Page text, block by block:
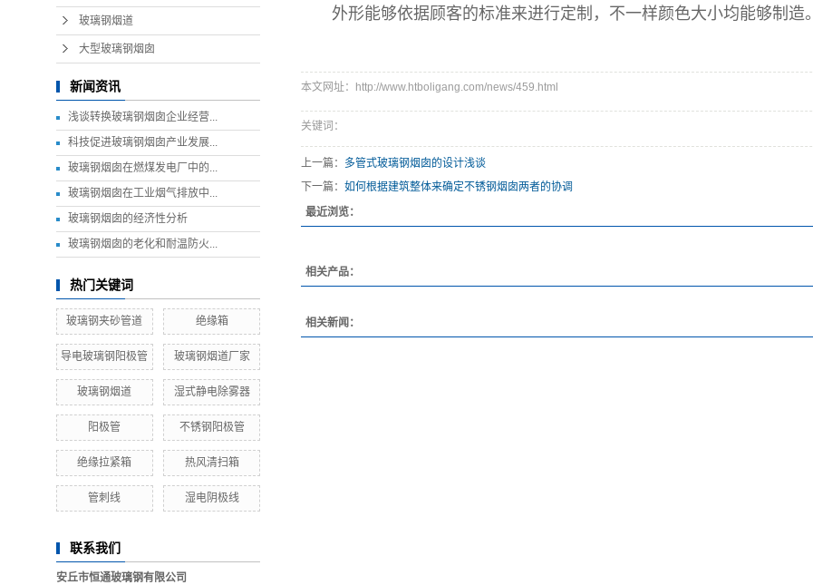
玻璃钢烟道
大型玻璃钢烟囱
新闻资讯
浅谈转换玻璃钢烟囱企业经营...
科技促进玻璃钢烟囱产业发展...
玻璃钢烟囱在燃煤发电厂中的...
玻璃钢烟囱在工业烟气排放中...
玻璃钢烟囱的经济性分析
玻璃钢烟囱的老化和耐温防火...
热门关键词
玻璃钢夹砂管道 绝缘箱
导电玻璃钢阳极管 玻璃钢烟道厂家
玻璃钢烟道 湿式静电除雾器
阳极管 不锈钢阳极管
绝缘拉紧箱 热风清扫箱
管刺线 湿电阴极线
联系我们
安丘市恒通玻璃钢有限公司
外形能够依据顾客的标准来进行定制，不一样颜色大小均能够制造。
本文网址：http://www.htboligang.com/news/459.html
关键词：
上一篇： 多管式玻璃钢烟囱的设计浅谈
下一篇： 如何根据建筑整体来确定不锈钢烟囱两者的协调
最近浏览：
相关产品：
相关新闻：